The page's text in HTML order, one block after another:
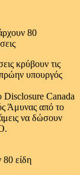
κρύβουν τις
πρώην υπουργός
Disclosure Canada
Άμυνας από το
να δώσουν